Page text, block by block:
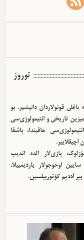
توروز
قونولاردان دانیشیر. بو
تاریخی و ائتیمولوژی‌سی
حاقیندا، باشقا
آچیقلاییر.
یازی‌لار الده ائدیب
اوخوجولار یاردیمییلا،
آددیم گؤتوربیلسین.